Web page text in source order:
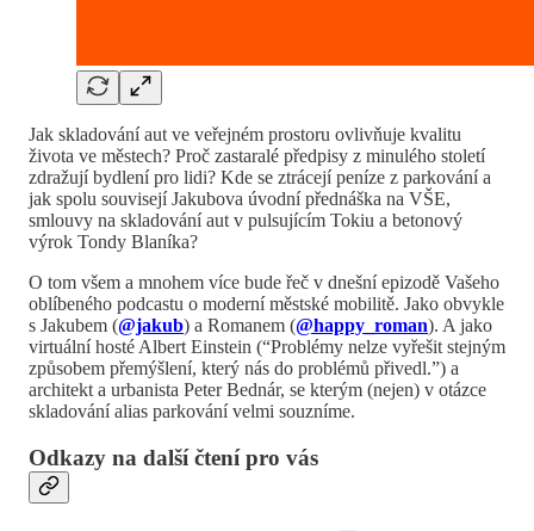
Jak skladování aut ve veřejném prostoru ovlivňuje kvalitu
života ve městech? Proč zastaralé předpisy z minulého století
zdražují bydlení pro lidi? Kde se ztrácejí peníze z parkování a
jak spolu souvisejí Jakubova úvodní přednáška na VŠE,
smlouvy na skladování aut v pulsujícím Tokiu a betonový
výrok Tondy Blaníka?
O tom všem a mnohem více bude řeč v dnešní epizodě Vašeho
oblíbeného podcastu o moderní městské mobilitě. Jako obvykle
s Jakubem (@jakub) a Romanem (@happy_roman). A jako
virtuální hosté Albert Einstein (“Problémy nelze vyřešit stejným
způsobem přemýšlení, který nás do problémů přivedl.”) a
architekt a urbanista Peter Bednár, se kterým (nejen) v otázce
skladování alias parkování velmi souzníme.
Odkazy na další čtení pro vás